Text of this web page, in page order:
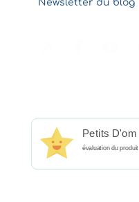
Newsletter du blog
Petits D'om
évaluation du produit